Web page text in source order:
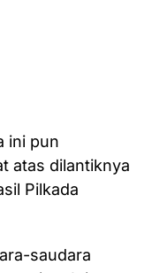
ini pun
atas dilantiknya
Pilkada
saudara